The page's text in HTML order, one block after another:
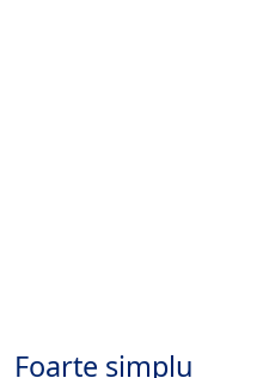
Foarte simplu